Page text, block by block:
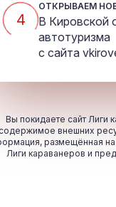
4
ОТКРЫВАЕМ
В Кировской
автотуризма
с сайта
Вы покидаете сайт Лиги
внешних
размещённая на
Лиги караванеров и